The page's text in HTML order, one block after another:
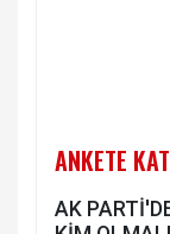
ANKETE
AK